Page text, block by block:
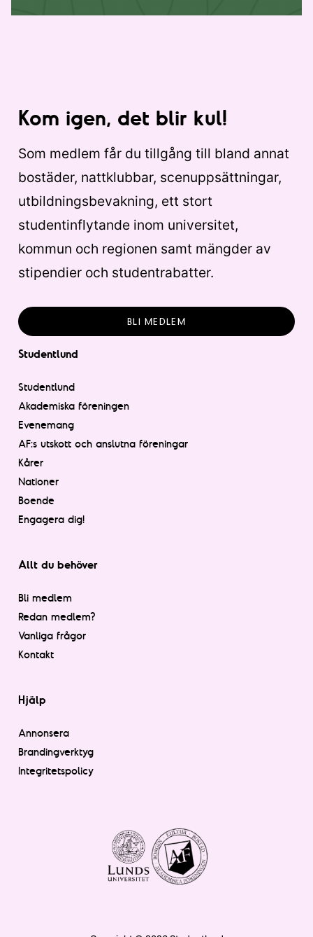
Kom igen, det blir kul!
Som medlem får du tillgång till bland annat
bostäder, nattklubbar, scenuppsättningar,
utbildningsbevakning, ett stort
studentinflytande inom universitet,
kommun och regionen samt mängder av
stipendier och studentrabatter.
BLI MEDLEM
Studentlund
Studentlund
Akademiska föreningen
Evenemang
AF:s utskott och anslutna föreningar
Kårer
Nationer
Boende
Engagera dig!
Allt du behöver
Bli medlem
Redan medlem?
Vanliga frågor
Kontakt
Hjälp
Annonsera
Brandingverktyg
Integritetspolicy